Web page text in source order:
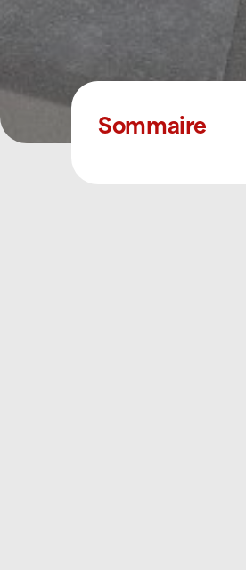
Sommaire